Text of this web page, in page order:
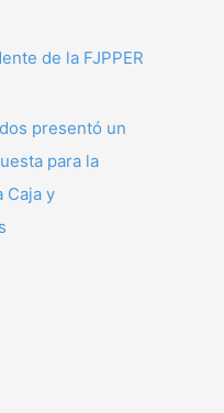
de la FJPPER
presentó un
para la
Caja y